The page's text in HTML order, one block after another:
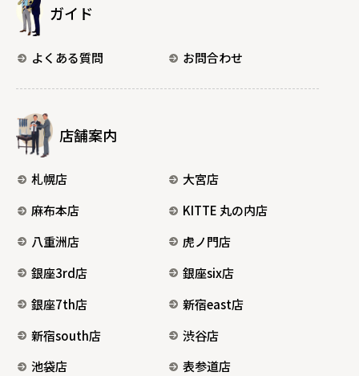
ガイド
よくある質問 お問合わせ
店舗案内
札幌店
大宮店
麻布本店
KITTE 丸の内店
八重洲店
虎ノ門店
銀座3rd店
銀座six店
銀座7th店
新宿east店
新宿south店
渋谷店
池袋店
表参道店